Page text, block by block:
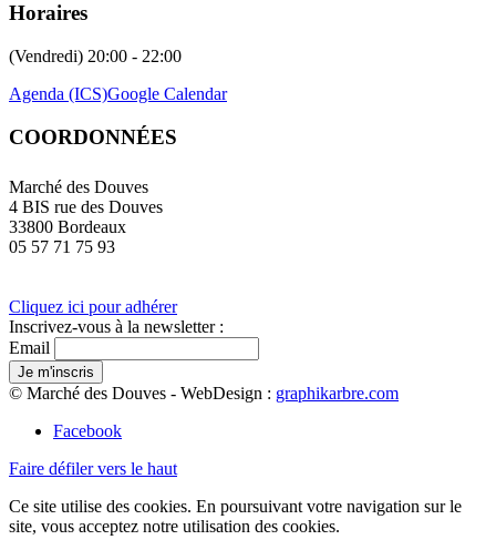
Horaires
(Vendredi) 20:00 - 22:00
Agenda (ICS)Google Calendar
COORDONNÉES
Marché des Douves
4 BIS rue des Douves
33800 Bordeaux
05 57 71 75 93
Cliquez ici pour adhérer
Inscrivez-vous à la newsletter :
Email
© Marché des Douves - WebDesign : graphikarbre.com
Facebook
Faire défiler vers le haut
Ce site utilise des cookies. En poursuivant votre navigation sur le
site, vous acceptez notre utilisation des cookies.